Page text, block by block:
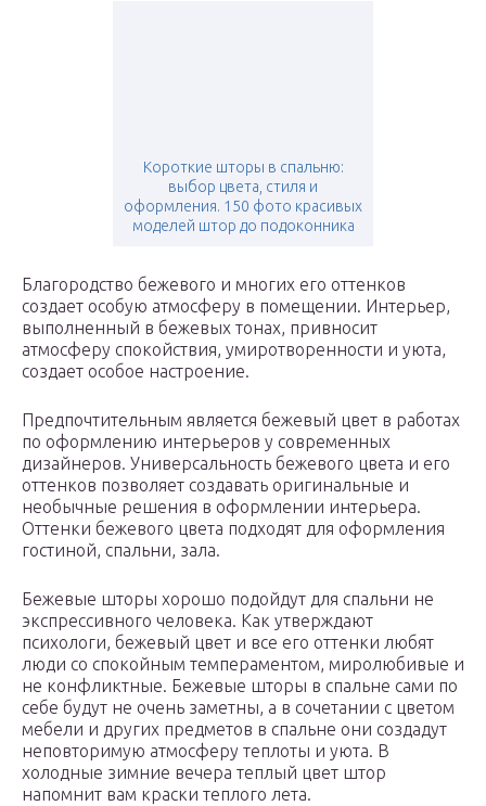
Короткие шторы в спальню:
выбор цвета, стиля и
оформления. 150 фото красивых
моделей штор до подоконника
Благородство бежевого и многих его оттенков
создает особую атмосферу в помещении. Интерьер,
выполненный в бежевых тонах, привносит
атмосферу спокойствия, умиротворенности и уюта,
создает особое настроение.
Предпочтительным является бежевый цвет в работах
по оформлению интерьеров у современных
дизайнеров. Универсальность бежевого цвета и его
оттенков позволяет создавать оригинальные и
необычные решения в оформлении интерьера.
Оттенки бежевого цвета подходят для оформления
гостиной, спальни, зала.
Бежевые шторы хорошо подойдут для спальни не
экспрессивного человека. Как утверждают
психологи, бежевый цвет и все его оттенки любят
люди со спокойным темпераментом, миролюбивые и
не конфликтные. Бежевые шторы в спальне сами по
себе будут не очень заметны, а в сочетании с цветом
мебели и других предметов в спальне они создадут
неповторимую атмосферу теплоты и уюта. В
холодные зимние вечера теплый цвет штор
напомнит вам краски теплого лета.